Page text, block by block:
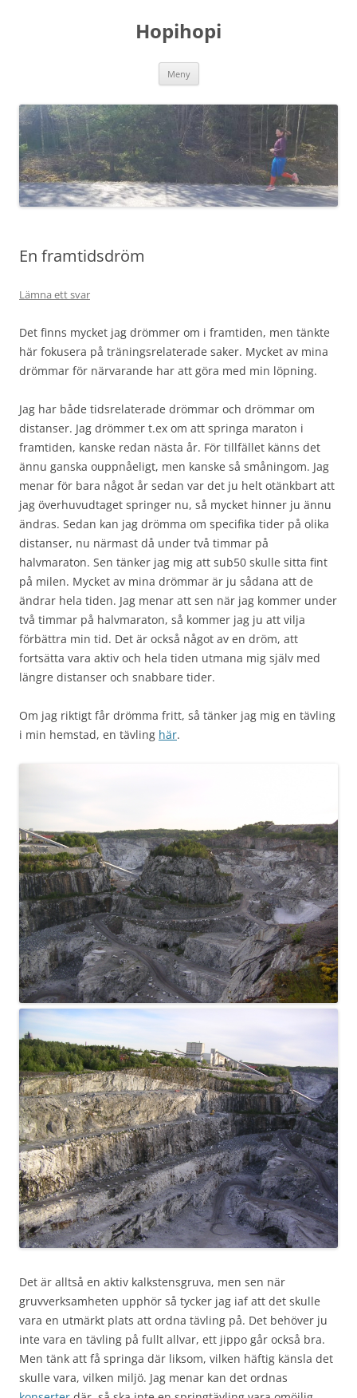
Hopihopi
Meny
En framtidsdröm
Lämna ett svar
Det finns mycket jag drömmer om i framtiden, men tänkte
här fokusera på träningsrelaterade saker. Mycket av mina
drömmar för närvarande har att göra med min löpning.
Jag har både tidsrelaterade drömmar och drömmar om
distanser. Jag drömmer t.ex om att springa maraton i
framtiden, kanske redan nästa år. För tillfället känns det
ännu ganska ouppnåeligt, men kanske så småningom. Jag
menar för bara något år sedan var det ju helt otänkbart att
jag överhuvudtaget springer nu, så mycket hinner ju ännu
ändras. Sedan kan jag drömma om specifika tider på olika
distanser, nu närmast då under två timmar på
halvmaraton. Sen tänker jag mig att sub50 skulle sitta fint
på milen. Mycket av mina drömmar är ju sådana att de
ändrar hela tiden. Jag menar att sen när jag kommer under
två timmar på halvmaraton, så kommer jag ju att vilja
förbättra min tid. Det är också något av en dröm, att
fortsätta vara aktiv och hela tiden utmana mig själv med
längre distanser och snabbare tider.
Om jag riktigt får drömma fritt, så tänker jag mig en tävling
i min hemstad, en tävling här.
Det är alltså en aktiv kalkstensgruva, men sen när
gruvverksamheten upphör så tycker jag iaf att det skulle
vara en utmärkt plats att ordna tävling på. Det behöver ju
inte vara en tävling på fullt allvar, ett jippo går också bra.
Men tänk att få springa där liksom, vilken häftig känsla det
skulle vara, vilken miljö. Jag menar kan det ordnas